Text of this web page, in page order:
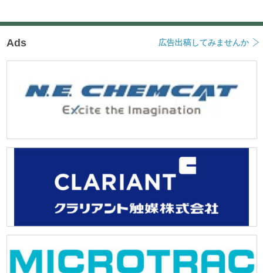
Ads 広告出稿してみませんか